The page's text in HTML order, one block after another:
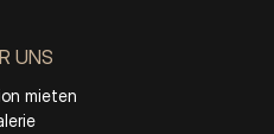
UNS
mieten